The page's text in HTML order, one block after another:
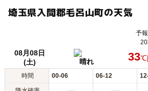
埼玉県入間郡毛呂山町の天気
予
08月08日
(土)
晴れ 33℃
時間 00-06 06-12